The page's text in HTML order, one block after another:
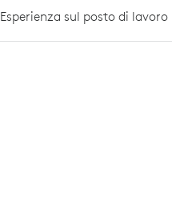
Esperienza sul posto di lavoro